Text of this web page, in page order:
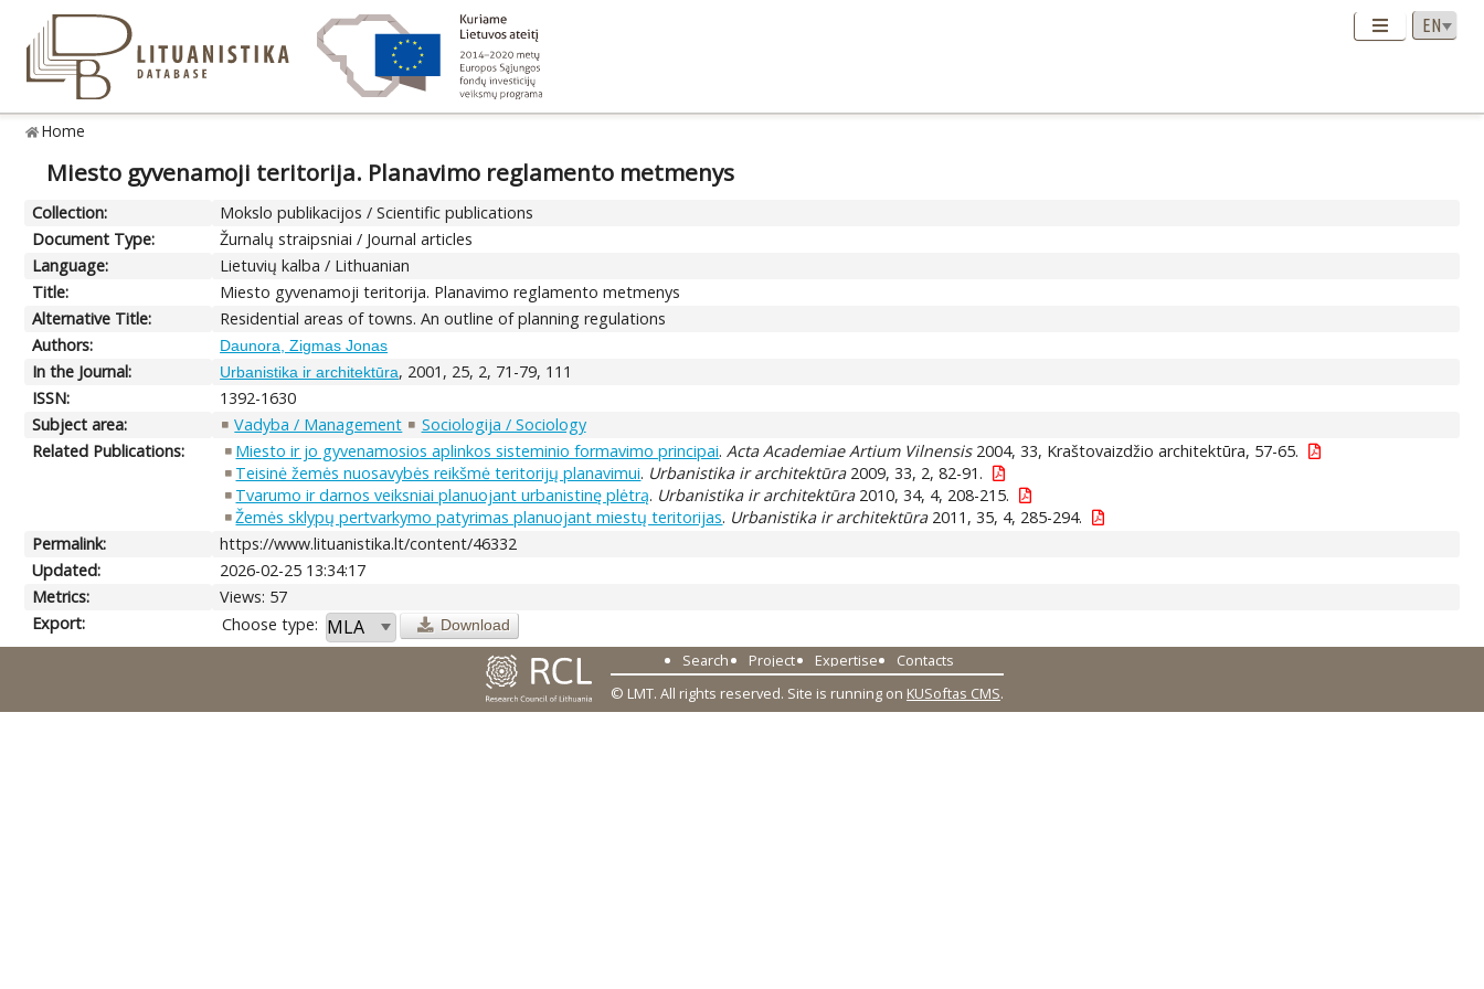
Home
Miesto gyvenamoji teritorija. Planavimo reglamento metmenys
Collection:
Mokslo publikacijos / Scientific publications
Document Type:
Žurnalų straipsniai / Journal articles
Language:
Lietuvių kalba / Lithuanian
Title:
Miesto gyvenamoji teritorija. Planavimo reglamento metmenys
Alternative Title:
Residential areas of towns. An outline of planning regulations
Authors:
Daunora, Zigmas Jonas
In the Journal: Urbanistika ir architektūra, 2001, 25, 2, 71-79, 111
ISSN:
1392-1630
Subject area:
Vadyba / Management
Sociologija / Sociology
Related Publications:
Miesto ir jo gyvenamosios aplinkos sisteminio formavimo principai. Acta Academiae Artium Vilnensis2004, 33, Kraštovaizdžio architektūra, 57-65.
Teisinė žemės nuosavybės reikšmė teritorijų planavimui. Urbanistika ir architektūra2009, 33, 2, 82-91.
Tvarumo ir darnos veiksniai planuojant urbanistinę plėtrą. Urbanistika ir architektūra2010, 34, 4, 208-215.
Žemės sklypų pertvarkymo patyrimas planuojant miestų teritorijas. Urbanistika ir architektūra2011, 35, 4, 285-294.
Permalink:
https://www.lituanistika.lt/content/46332
Updated:
2026-02-25 13:34:17
Metrics:
Views: 57
Export:
Choose type: Download
Search Project Expertise
Contacts
© LMT. All rights reserved. Site is running on KUSoftas CMS.